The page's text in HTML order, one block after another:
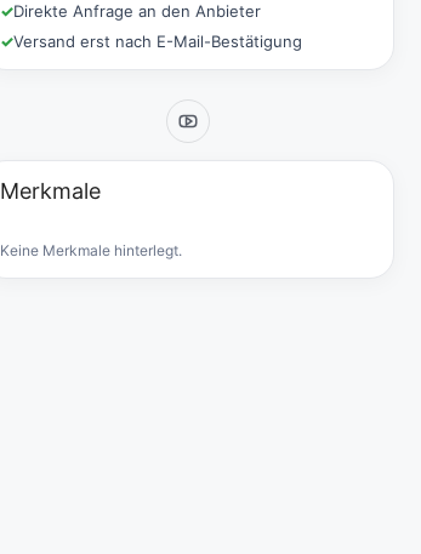
✓Direkte Anfrage an den Anbieter
✓Versand erst nach E-Mail-Bestätigung
Merkmale
Keine Merkmale hinterlegt.